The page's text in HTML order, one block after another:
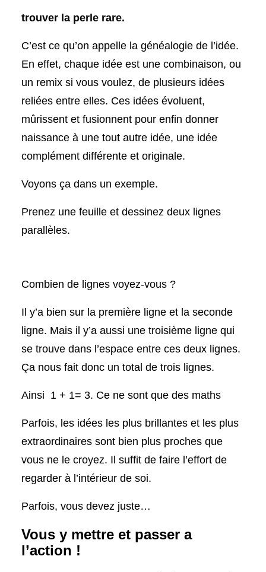
trouver la perle rare.
C’est ce qu’on appelle la généalogie de l’idée.
En effet, chaque idée est une combinaison, ou
un remix si vous voulez, de plusieurs idées
reliées entre elles. Ces idées évoluent,
mûrissent et fusionnent pour enfin donner
naissance à une tout autre idée, une idée
complément différente et originale.
Voyons ça dans un exemple.
Prenez une feuille et dessinez deux lignes
parallèles.
Combien de lignes voyez-vous ?
Il y’a bien sur la première ligne et la seconde
ligne. Mais il y’a aussi une troisième ligne qui
se trouve dans l’espace entre ces deux lignes.
Ça nous fait donc un total de trois lignes.
Ainsi 1 + 1= 3. Ce ne sont que des maths
Parfois, les idées les plus brillantes et les plus
extraordinaires sont bien plus proches que
vous ne le croyez. Il suffit de faire l’effort de
regarder à l’intérieur de soi.
Parfois, vous devez juste…
Vous y mettre et passer a
l’action !